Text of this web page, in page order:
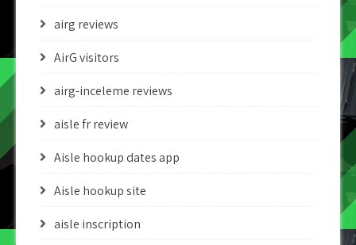
airg reviews
AirG visitors
airg-inceleme reviews
aisle fr review
Aisle hookup dates app
Aisle hookup site
aisle inscription